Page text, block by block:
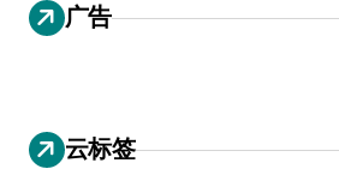
广告
云标签